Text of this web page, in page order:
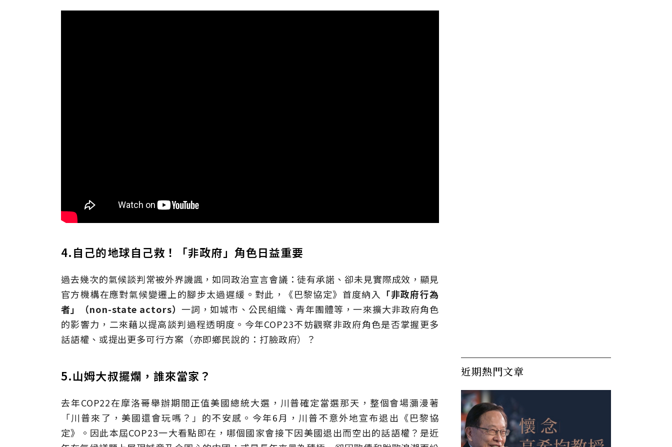
4.自己的地球自己救！「非政府」角色日益重要
過去幾次的氣候談判常被外界譏諷，如同政治宣言會議：徒有承諾、卻未見實際成效，顯見
官方機構在應對氣候變遷上的腳步太過遲緩。對此，《巴黎協定》首度納入 「非政府行為
者」（non-state actors）一詞，如城市、公民組織、青年團體等，一來擴大非政府角色
的影響力，二來藉以提高談判過程透明度。今年COP23不妨觀察非政府角色是否掌握更多
話語權、或提出更多可行方案（亦即鄉民說的：打臉政府）？
5.山姆大叔擺爛，誰來當家？
去年COP22在摩洛哥舉辦期間正值美國總統大選，川普確定當選那天，整個會場瀰漫著
「川普來了，美國還會玩嗎？」的不安感。今年6月，川普不意外地宣布退出《巴黎協
定》。因此本屆COP23一大看點即在，哪個國家會接下因美國退出而空出的話語權？是近
近期熱門文章